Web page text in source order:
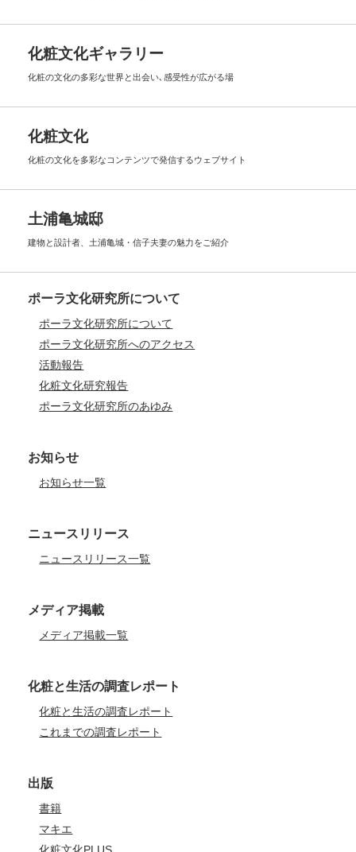
化粧文化ギャラリー
化粧の文化の多彩な世界と出会い､ 感受性が広がる場
化粧文化
化粧の文化を多彩なコンテンツで発信するウェブサイト
土浦亀城邸
建物と設計者、土浦亀城・信子夫妻の魅力をご紹介
ポーラ文化研究所について
ポーラ文化研究所について
ポーラ文化研究所へのアクセス
活動報告
化粧文化研究報告
ポーラ文化研究所のあゆみ
お知らせ
お知らせ一覧
ニュースリリース
ニュースリリース一覧
メディア掲載
メディア掲載一覧
化粧と生活の調査レポート
化粧と生活の調査レポート
これまでの調査レポート
出版
書籍
マキエ
化粧文化PLUS